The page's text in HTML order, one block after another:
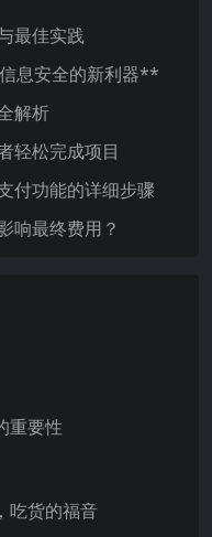
最佳实践
息安全的新利器**
解析
轻松完成项目
付功能的详细步骤
响最终费用？
重要性
吃货的福音